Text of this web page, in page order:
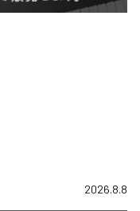
2026.8.8